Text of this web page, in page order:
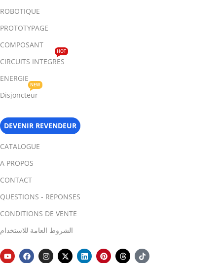
ROBOTIQUE
PROTOTYPAGE
COMPOSANT
CIRCUITS INTEGRES
HOT
ENERGIE
Disjoncteur
NEW
DEVENIR REVENDEUR
CATALOGUE
A PROPOS
CONTACT
QUESTIONS - REPONSES
CONDITIONS DE VENTE
الشروط العامة للاستخدام